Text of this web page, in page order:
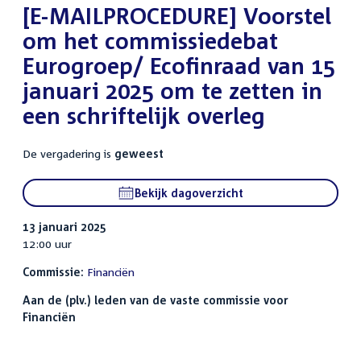
:[E-MAILPROCEDURE] Voorstel
om het commissiedebat
Eurogroep/ Ecofinraad van 15
januari 2025 om te zetten in
een schriftelijk overleg
De vergadering is geweest
Bekijk dagoverzicht
13 januari 2025
12:00 uur
Commissie: Financiën
Aan de (plv.) leden van de vaste commissie voor
Financiën